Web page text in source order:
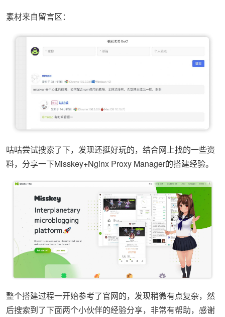
素材来自留言区：
咕咕尝试搜索了下，发现还挺好玩的，结合网上找的一些资
料，分享一下Misskey+Nginx Proxy Manager的搭建经验。
整个搭建过程一开始参考了官网的，发现稍微有点复杂，然
后搜索到了下面两个小伙伴的经验分享，非常有帮助，感谢